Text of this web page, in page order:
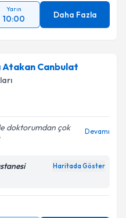
Yarın
10:00 Daha Fazla
Atakan Canbulat
doktorumdan çok
Devamı
Haritada Göster